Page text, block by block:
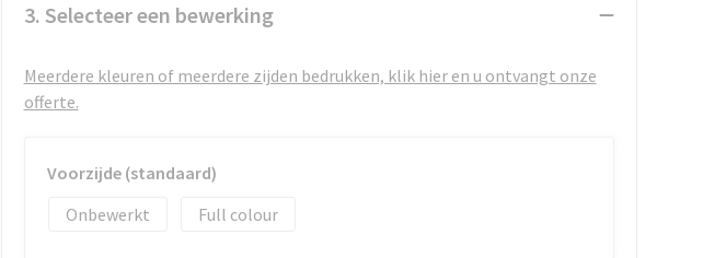
3. Selecteer een bewerking
Meerdere kleuren of meerdere zijden bedrukken, klik hier en u ontvangt onze
offerte.
Voorzijde (standaard)
Onbewerkt
Full colour